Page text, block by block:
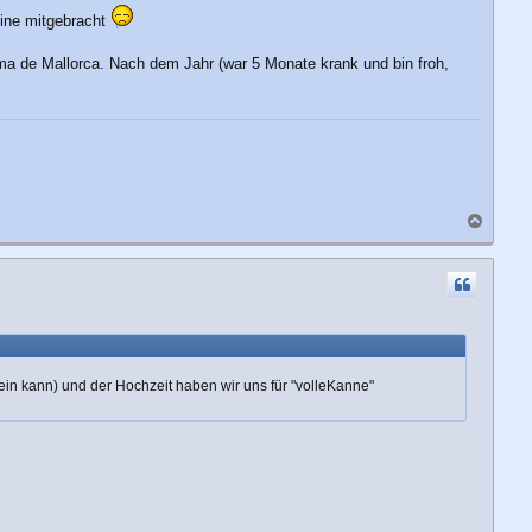
mitgebracht
de Mallorca. Nach dem Jahr (war 5 Monate krank und bin froh,
a
c
kann) und der Hochzeit haben wir uns für "volleKanne"